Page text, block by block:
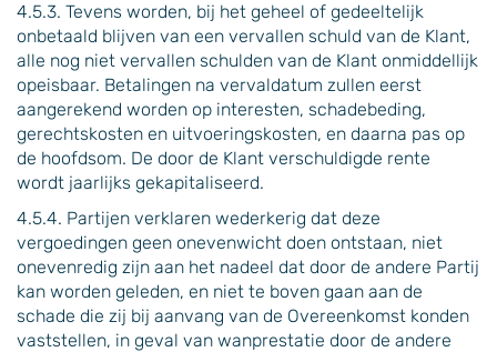
4.5.3. Tevens worden, bij het geheel of gedeeltelijk
onbetaald blijven van een vervallen schuld van de Klant,
alle nog niet vervallen schulden van de Klant onmiddellijk
opeisbaar. Betalingen na vervaldatum zullen eerst
aangerekend worden op interesten, schadebeding,
gerechtskosten en uitvoeringskosten, en daarna pas op
de hoofdsom. De door de Klant verschuldigde rente
wordt jaarlijks gekapitaliseerd.
4.5.4. Partijen verklaren wederkerig dat deze
vergoedingen geen onevenwicht doen ontstaan, niet
onevenredig zijn aan het nadeel dat door de andere Partij
kan worden geleden, en niet te boven gaan aan de
schade die zij bij aanvang van de Overeenkomst konden
vaststellen, in geval van wanprestatie door de andere